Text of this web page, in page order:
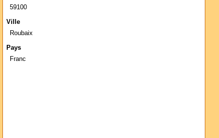
59100
Ville
Roubaix
Pays
Franc